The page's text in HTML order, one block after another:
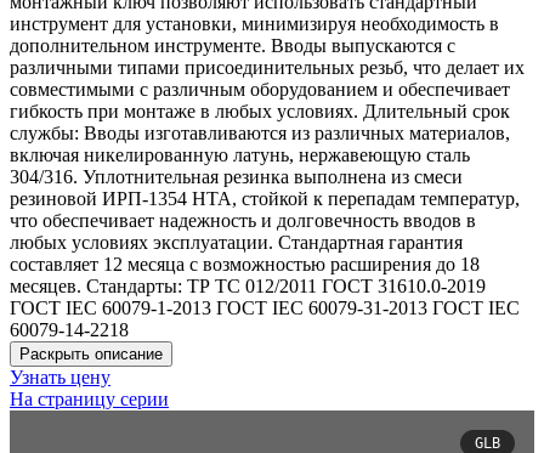
инструмент для установки, минимизируя необходимость в
дополнительном инструменте. Вводы выпускаются с
различными типами присоединительных резьб, что делает их
совместимыми с различным оборудованием и обеспечивает
гибкость при монтаже в любых условиях. Длительный срок
службы: Вводы изготавливаются из различных материалов,
включая никелированную латунь, нержавеющую сталь
304/316. Уплотнительная резинка выполнена из смеси
резиновой ИРП-1354 НТА, стойкой к перепадам температур,
что обеспечивает надежность и долговечность вводов в
любых условиях эксплуатации. Стандартная гарантия
составляет 12 месяца с возможностью расширения до 18
месяцев. Стандарты: ТР ТС 012/2011 ГОСТ 31610.0-2019
ГОСТ IEC 60079-1-2013 ГОСТ IEC 60079-31-2013 ГОСТ IEC
60079-14-2218
Раскрыть описание
Узнать цену
На страницу серии
GLB